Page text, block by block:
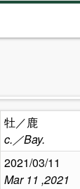
牡／鹿
c.／Bay.
2021/03/11
Mar 11 ,2021